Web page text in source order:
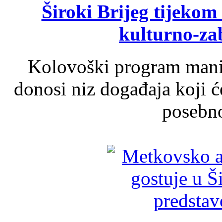
Široki Brijeg tijekom
kulturno-
Kolovoški program
donosi niz događaja koji